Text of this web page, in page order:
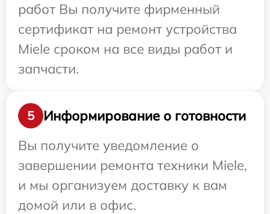
работ Вы получите фирменный
сертификат на ремонт устройства
Miele сроком на все виды работ и
запчасти.
5
Информирование о готовности
Вы получите уведомление о
завершении ремонта техники Miele,
и мы организуем доставку к вам
домой или в офис.